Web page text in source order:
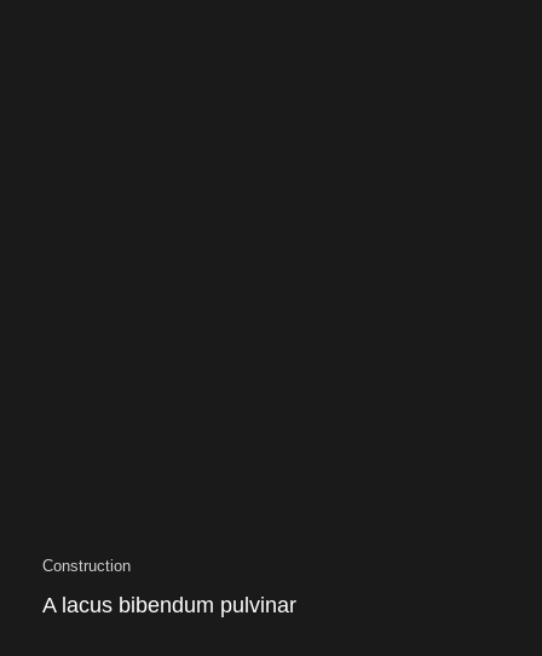
Construction
A lacus bibendum pulvinar